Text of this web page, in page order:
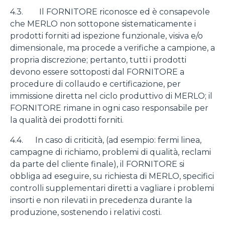
4.3. Il FORNITORE riconosce ed è consapevole
che MERLO non sottopone sistematicamente i
prodotti forniti ad ispezione funzionale, visiva e/o
dimensionale, ma procede a verifiche a campione, a
propria discrezione; pertanto, tutti i prodotti
devono essere sottoposti dal FORNITORE a
procedure di collaudo e certificazione, per
immissione diretta nel ciclo produttivo di MERLO; il
FORNITORE rimane in ogni caso responsabile per
la qualità dei prodotti forniti.
4.4. In caso di criticità, (ad esempio: fermi linea,
campagne di richiamo, problemi di qualità, reclami
da parte del cliente finale), il FORNITORE si
obbliga ad eseguire, su richiesta di MERLO, specifici
controlli supplementari diretti a vagliare i problemi
insorti e non rilevati in precedenza durante la
produzione, sostenendo i relativi costi.